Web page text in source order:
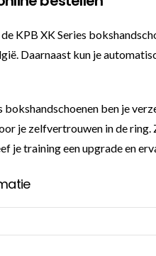
KPB XK Series
Daarnaast kun je
bokshandschoenen ben je
je zelfvertrouwen in de
je training een upgrade en